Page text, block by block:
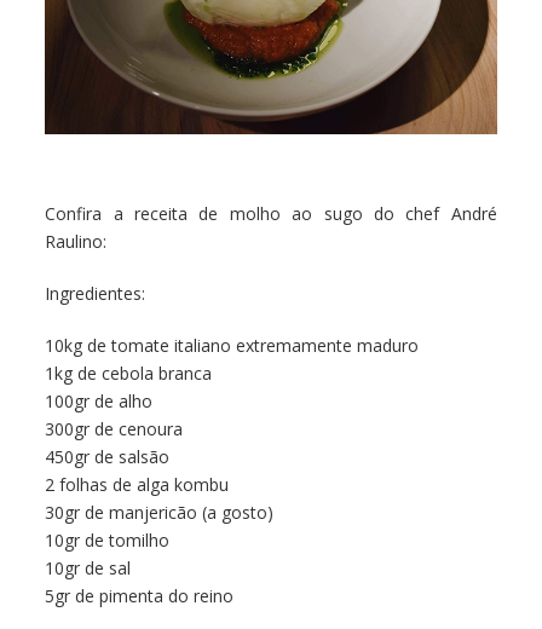
Confira a receita de molho ao sugo do chef André
Raulino:
Ingredientes:
10kg de tomate italiano extremamente maduro
1kg de cebola branca
100gr de alho
300gr de cenoura
450gr de salsão
2 folhas de alga kombu
30gr de manjericão (a gosto)
10gr de tomilho
10gr de sal
5gr de pimenta do reino